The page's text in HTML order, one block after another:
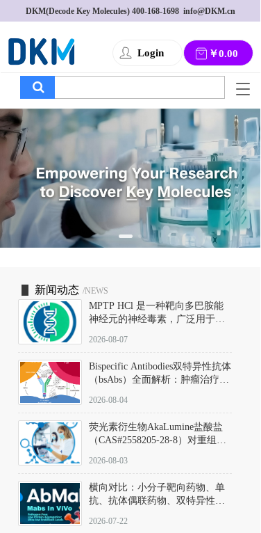
DKM(Decode Key Molecules) 400-168-1698
  info@DKM.cn
Login ￥0.00
T
g
l
e
n
a
v
i
g
a
新闻动态 /NEWS
MPTP HCl 是一种靶向多巴胺能
神经元的神经毒素，广泛用于构
以盐酸盐形式存在，可触发线粒
体介导的神经元凋亡。其经典应
用即为选择性损毁中脑黑质致密
部多巴胺能神经元，从而可靠模
拟帕金森病的核心病理与行为表
2026-08-07
Bispecific Antibodies双特异性抗体
（bsAbs）全面解析：肿瘤治疗的
2026-08-04
荧光素衍生物AkaLumine盐酸盐
（CAS#2558205-28-8）对重组萤
数（Km）为2.06 μM；其近红外
发光特性赋予优异的组织穿透能
力，大幅增强成像信噪比，从而
实现活体动物模型中极低给药剂
量下的高灵敏度、非侵入式生物
2026-08-03
横向对比：小分子靶向药物、单
抗、抗体偶联药物、双特异性抗
及应用瓶颈
2026-07-22